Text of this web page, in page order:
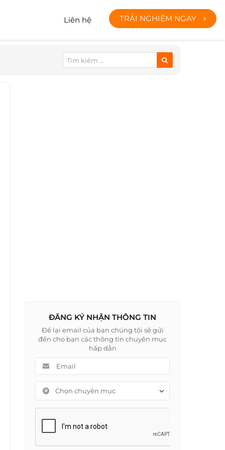
Liên hệ TRẢI NGHIỆM NGAY
ĐĂNG KÝ NHẬN THÔNG TIN
Để lại email của bạn chúng tôi sẽ gửi
đến cho bạn các thông tin chuyên mục
hấp dẫn
Chọn chuyên mục